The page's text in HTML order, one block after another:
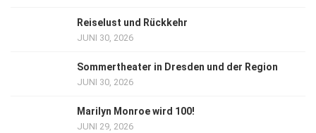
Reiselust und Rückkehr
JUNI 30, 2026
Sommertheater in Dresden und der Region
JUNI 30, 2026
Marilyn Monroe wird 100!
JUNI 29, 2026